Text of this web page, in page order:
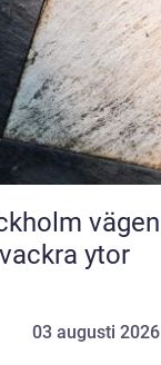
vägen
ytor
03 augusti 2026